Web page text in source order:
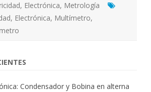
, Electrónica, Metrología
, Electrónica, Multímetro,
Condensador y Bobina en alterna